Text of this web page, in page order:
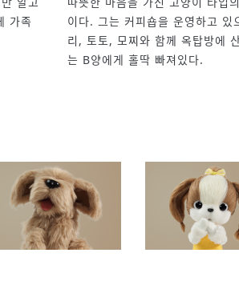
가족
이다. 그는 커피숍을 운영하고 있
리, 토토, 모찌와 함께 옥탑방에
는 B양에게 홀딱 빠져있다.